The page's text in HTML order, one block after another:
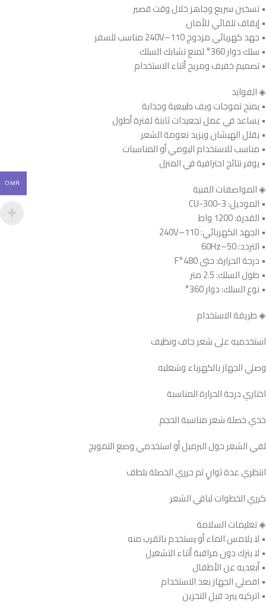
• تسخين سريع وجاهز خلال وقت قصير
• إيقاف تلقائي للأمان
• جهد كهربائي مزدوج 110–240V مناسب للسفر
• سلك دوار 360° لمنع تشابك السلك
• تصميم خفيف ومريح أثناء الاستخدام
◈ الفوايد
• يمنح تموجات ويف طبيعية وجذابة
• يساعد في عمل تجعيدات ثابتة لفترة أطول
• يقلل الهيشان ويزيد نعومة الشعر
• مناسب للاستخدام اليومي أو المناسبات
• يوفر نتائج احترافية في المنزل
◈ المواصفات الفنية
• الموديل: CU-300-3
• القدرة: 1200 واط
• الجهد الكهربائي: 110–240V
• التردد: 50–60Hz
• درجة الحرارة: حتى 480°F
• طول السلك: 2.5 متر
• نوع السلك: دوار 360°
◈ طريقة الاستخدام
استخدميه على شعر جاف ونظيف
وصلي الجهاز بالكهرباء وشغليه
اختاري درجة الحرارة المناسبة
خذي خصلة شعر مناسبة الحجم
لفي الشعر حول البرميل أو استخدمي وضع التمويج
انتظري عدة ثوانٍ ثم حرري الخصلة بلطف
كرري الخطوات لباقي الشعر
◈ تعليمات السلامة
• لا يلامس الماء أو يستخدم بالقرب منه
• لا يترك دون مراقبة أثناء التشغيل
• أبعديه عن الأطفال
• افصلي الجهاز بعد الاستخدام
• اتركيه يبرد قبل التخزين
OMR